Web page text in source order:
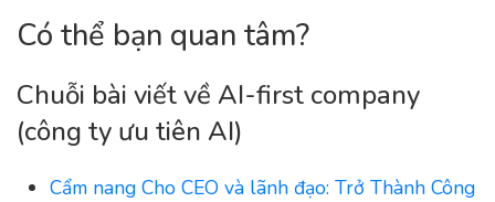
Có thể bạn quan tâm?
Chuỗi bài viết về AI-first company
(công ty ưu tiên AI)
Cẩm nang Cho CEO và lãnh đạo: Trở Thành Công